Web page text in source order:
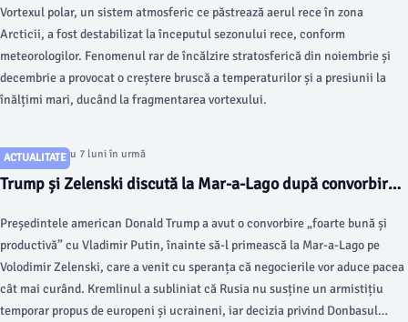
Vortexul polar, un sistem atmosferic ce păstrează aerul rece în zona
Arcticii, a fost destabilizat la începutul sezonului rece, conform
meteorologilor. Fenomenul rar de încălzire stratosferică din noiembrie și
decembrie a provocat o creștere bruscă a temperaturilor și a presiunii la
înălțimi mari, ducând la fragmentarea vortexului.
ACTUALITATE
Articol postat cu 7 luni în urmă
Trump și Zelenski discută la Mar-a-Lago după convorbirea
Președintele american Donald Trump a avut o convorbire „foarte bună și
productivă” cu Vladimir Putin, înainte să-l primească la Mar-a-Lago pe
Volodimir Zelenski, care a venit cu speranța că negocierile vor aduce pacea
cât mai curând. Kremlinul a subliniat că Rusia nu susține un armistițiu
temporar propus de europeni și ucraineni, iar decizia privind Donbasul